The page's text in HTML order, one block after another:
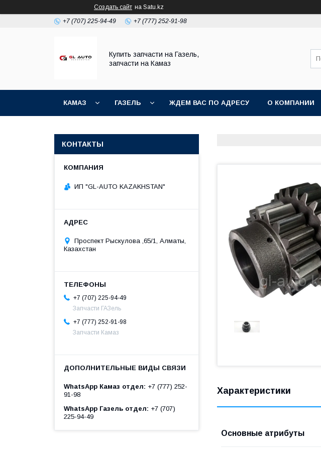
Создать сайт на Satu.kz
+7 (707) 225-94-49 +7 (777) 252-91-98
Купить запчасти на Газель,
запчасти на Камаз
КАМАЗ ГАЗЕЛЬ ЖДЕМ ВАС ПО АДРЕСУ О КОМПАНИИ
Характеристики
Основные атрибуты
КОНТАКТЫ
ИП "GL-AUTO KAZAKHSTAN"
Проспект Рыскулова ,65/1, Алматы,
Казахстан
+7 (707) 225-94-49
Запчасти ГАЗель
+7 (777) 252-91-98
Запчасти Камаз
WhatsApp Камаз отдел
+7 (777) 252-
91-98
WhatsApp Газель отдел
+7 (707)
225-94-49